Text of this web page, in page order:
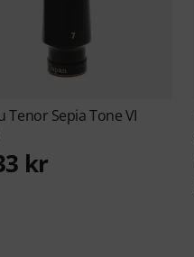
Tenor Sepia Tone VI
kr